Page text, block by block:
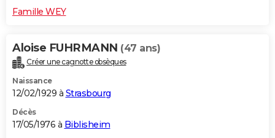
Famille WEY
Aloise FUHRMANN (47 ans)
Créer une cagnotte obsèques
Naissance
12/02/1929 à Strasbourg
Décès
17/05/1976 à Biblisheim